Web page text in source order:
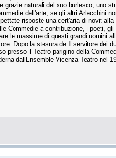
naturali del suo burlesco, uno
dell'arte, se gli altri Arlecchini
risposte una cert'aria di novit
Commedie a contribuzione, i poeti,
le massime di questi grandi uomini
Dopo la stesura de Il servitore dei
presso il Teatro parigino della
dallEnsemble Vicenza Teatro nel